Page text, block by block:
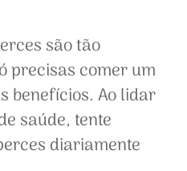
são tão
precisas comer um
benefícios. Ao lidar
saúde, tente
diariamente